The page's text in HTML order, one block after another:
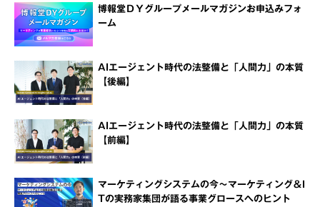
博報堂ＤＹグループメールマガジンお申込みフォ
ーム
AIエージェント時代の法整備と「人間力」の本質
【後編】
AIエージェント時代の法整備と「人間力」の本質
【前編】
マーケティングシステムの今～マーケティング＆I
Tの実務家集団が語る事業グロースへのヒント